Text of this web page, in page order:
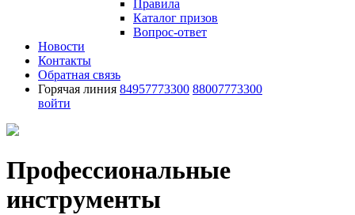
Правила
Каталог призов
Вопрос-ответ
Новости
Контакты
Обратная связь
Горячая линия 84957773300 88007773300
войти
Профессиональные
инструменты